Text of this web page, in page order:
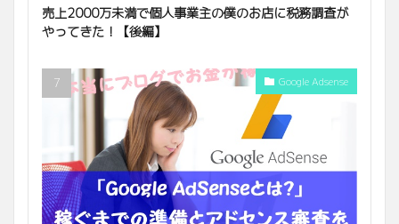
売上2000万未満で個人事業主の僕のお店に税務調査が
やってきた！【後編】
Google Adsense